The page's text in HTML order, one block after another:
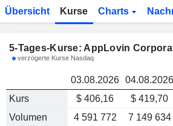
Übersicht Kurse Charts
5-Tages-Kurse: AppLovin
verzögerte Kurse Nasdaq
03.08.2026 04.08.2026
Kurs
$ 406,16 $ 419,70
Volumen
4 591 772 7 149 634